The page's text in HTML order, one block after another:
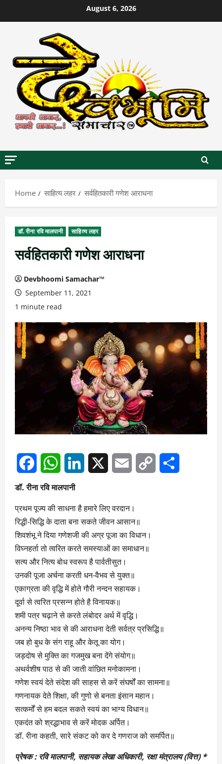
to
August 6, 2026
Home साहित्य लहर सर्वहितकारी गणेश आराधना
डॉ. रीना रवि मालपानी साहित्य लहर
सर्वहितकारी गणेश आराधना
Devbhoomi Samachar™
September 11, 2021
1 minute read
FacebookWhatsAppLinkedIn
डॉ. रीना रवि मालपानी
प्रथम पूज्य की साधना है हमारे लिए वरदान।
रिद्धी-सिद्धि के दाता बना सकते जीवन आसान॥
शिवशंभू ने दिया गणेशजी की अग्र पूजा का विधान।
विघ्नहर्ता तो त्वरित करते समस्याओं का समाधान॥
सत्य और नित्य बोध स्वरूप है पार्वतीसुत।
उनकी पूजा अर्चना करती धन-वैभव से युक्त॥
एकाग्रता की वृद्धि में होते गौरी नन्दन सहायक।
दूर्वा से त्वरित प्रसन्न होते है विनायक॥
शमी पत्र चढ़ाने से करते लंबोदर अर्थ में वृद्धि।
अनन्य निष्ठा भाव से की आराधना देती सर्वत्र प्रसिद्धि॥
जब हो बुध के संग राहू और केतू का योग।
जड़दोष से मुक्ति का गजमुख बना देंगे संयोग॥
अथर्वशीष पाठ से की जाती वांछित मनोकामना।
गणेश स्वयं देते संदेश की साहस से करें संघर्षों का सामना॥
गणनायक देते शिक्षा, की गुणो से बनता इंसान महान।
सत्कर्मों से हम बदल सकते स्वयं का भाग्य विधान॥
एकदंत को श्रद्धाभाव से करें मोदक अर्पित।
डॉ. रीना कहती, सारे संकट को कर दे गणराज को समर्पित॥
प्रेषक : रवि मालपानी, सहायक लेखा अधिकारी, रक्षा मंत्रालय (वित्त) *